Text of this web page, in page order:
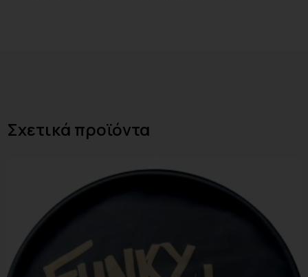
Σχετικά προϊόντα